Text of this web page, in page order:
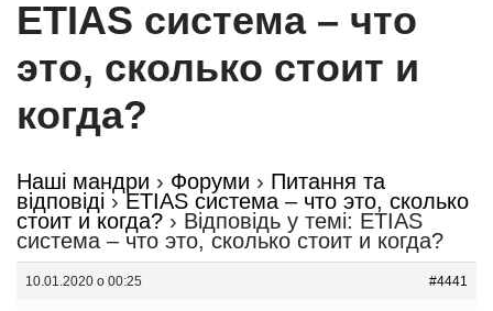
ETIAS система – что
это, сколько стоит и
когда?
Наші мандри › Форуми › Питання та
відповіді › ETIAS система – что это, сколько
стоит и когда? › Відповідь у темі: ETIAS
система – что это, сколько стоит и когда?
10.01.2020 о 00:25 #4441